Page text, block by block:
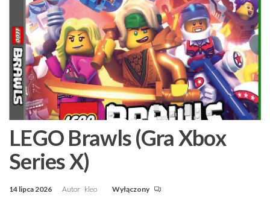
LEGO Brawls (Gra Xbox
Series X)
14 lipca 2026 Autor kleo Wyłączony